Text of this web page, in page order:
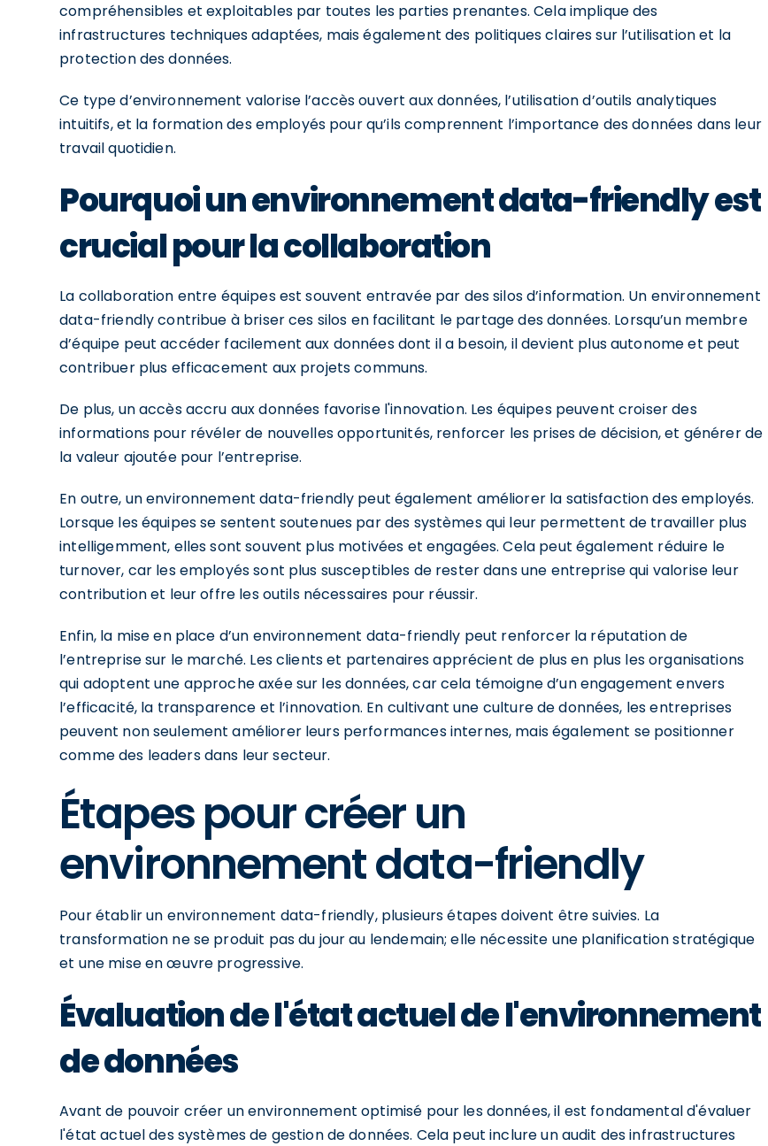
compréhensibles et exploitables par toutes les parties prenantes. Cela implique des
infrastructures techniques adaptées, mais également des politiques claires sur l’utilisation et la
protection des données.
Ce type d’environnement valorise l’accès ouvert aux données, l’utilisation d’outils analytiques
intuitifs, et la formation des employés pour qu’ils comprennent l’importance des données dans leur
travail quotidien.
Pourquoi un environnement data-friendly est
crucial pour la collaboration
La collaboration entre équipes est souvent entravée par des silos d’information. Un environnement
data-friendly contribue à briser ces silos en facilitant le partage des données. Lorsqu’un membre
d’équipe peut accéder facilement aux données dont il a besoin, il devient plus autonome et peut
contribuer plus efficacement aux projets communs.
De plus, un accès accru aux données favorise l'innovation. Les équipes peuvent croiser des
informations pour révéler de nouvelles opportunités, renforcer les prises de décision, et générer de
la valeur ajoutée pour l’entreprise.
En outre, un environnement data-friendly peut également améliorer la satisfaction des employés.
Lorsque les équipes se sentent soutenues par des systèmes qui leur permettent de travailler plus
intelligemment, elles sont souvent plus motivées et engagées. Cela peut également réduire le
turnover, car les employés sont plus susceptibles de rester dans une entreprise qui valorise leur
contribution et leur offre les outils nécessaires pour réussir.
Enfin, la mise en place d’un environnement data-friendly peut renforcer la réputation de
l’entreprise sur le marché. Les clients et partenaires apprécient de plus en plus les organisations
qui adoptent une approche axée sur les données, car cela témoigne d’un engagement envers
l’efficacité, la transparence et l’innovation. En cultivant une culture de données, les entreprises
peuvent non seulement améliorer leurs performances internes, mais également se positionner
comme des leaders dans leur secteur.
Étapes pour créer un
environnement data-friendly
Pour établir un environnement data-friendly, plusieurs étapes doivent être suivies. La
transformation ne se produit pas du jour au lendemain; elle nécessite une planification stratégique
et une mise en œuvre progressive.
Évaluation de l'état actuel de l'environnement
de données
Avant de pouvoir créer un environnement optimisé pour les données, il est fondamental d'évaluer
l'état actuel des systèmes de gestion de données. Cela peut inclure un audit des infrastructures